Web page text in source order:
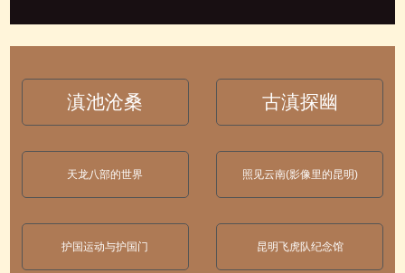
滇池沧桑 古滇探幽
天龙八部的世界 照见云南(影像里的昆明)
护国运动与护国门 昆明飞虎队纪念馆